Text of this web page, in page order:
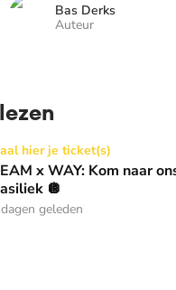
Bas Derks
Auteur
naar ons
hier je ticket(s)
x WAY: Kom naar
🪩
geleden